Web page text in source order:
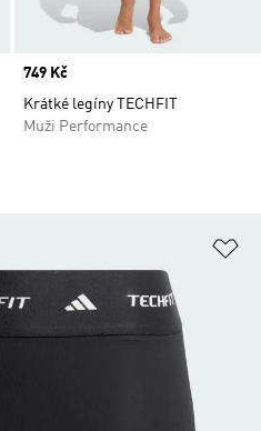
Price
749 Kč
Krátké legíny TECHFIT
Muži Performance